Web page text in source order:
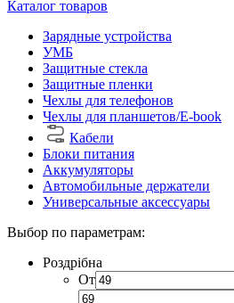
Каталог товаров
Зарядные устройства
УМБ
Защитные стекла
Защитные пленки
Чехлы для телефонов
Чехлы для планшетов/E-book
Кабели
Блоки питания
Аккумуляторы
Автомобильные держатели
Универсальные аксессуары
Выбор по параметрам:
Роздрібна
От